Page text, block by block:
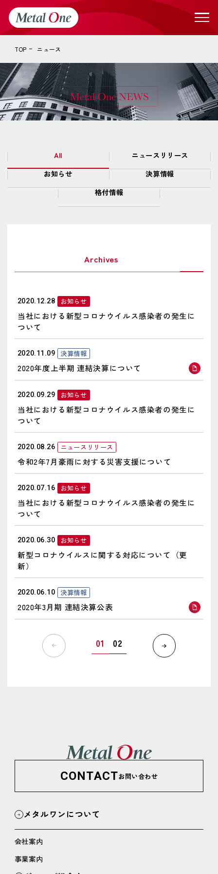
TOP ニュース
All
ニュースリリース
お知らせ
決算情報
格付情報
2020.12.28 お知らせ
当社における新型コロナウイルス感染者の発生に
ついて
2020.11.09 決算情報
2020年度上半期 連結決算について
2020.09.29 お知らせ
当社における新型コロナウイルス感染者の発生に
ついて
2020.08.26 ニュースリリース
令和2年7月豪雨に対する災害支援について
2020.07.16 お知らせ
当社における新型コロナウイルス感染者の発生に
ついて
2020.06.30 お知らせ
新型コロナウイルスに関する対応について（更
新）
2020.06.10 決算情報
2020年3月期 連結決算公表
01 02
CONTACTお問い合わせ
メタルワンについて
会社案内
事業案内